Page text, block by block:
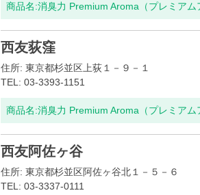
商品名:消臭力 Premium Aroma（プレミア
西友荻窪
住所: 東京都杉並区上荻１－９－１
TEL: 03-3393-1151
商品名:消臭力 Premium Aroma（プレミア
西友阿佐ヶ谷
住所: 東京都杉並区阿佐ヶ谷北１－５－６
TEL: 03-3337-0111